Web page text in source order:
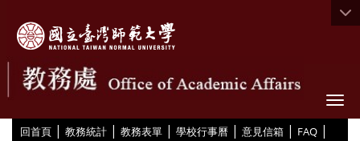
回首頁 | 教務統計 | 教務表單 | 學校行事曆 | 意見信箱 | FAQ |